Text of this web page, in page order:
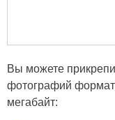
Вы можете
фотографий
мегабайт: